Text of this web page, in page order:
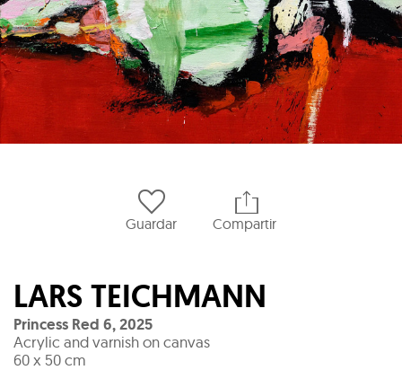
Guardar Compartir
LARS TEICHMANN
Princess Red 6,2025
Acrylic and varnish on canvas
60 x 50 cm